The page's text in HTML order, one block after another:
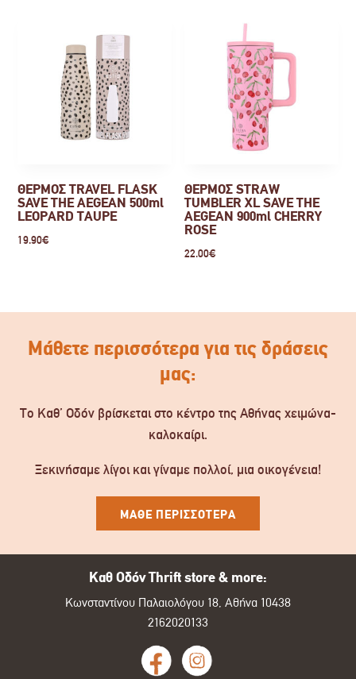
ΘΕΡΜΟΣ TRAVEL FLASK
SAVE THE AEGEAN 500ml
LEOPARD TAUPE
19.90€
ΘΕΡΜΟΣ STRAW
TUMBLER XL SAVE THE
AEGEAN 900ml CHERRY
ROSE
22.00€
Μάθετε περισσότερα για τις δράσεις
μας:
Το Καθ’ Οδόν βρίσκεται στο κέντρο της Αθήνας χειμώνα-
καλοκαίρι.
Ξεκινήσαμε λίγοι και γίναμε πολλοί, μια οικογένεια!
ΜΑΘΕ ΠΕΡΙΣΣΟΤΕΡΑ
Καθ Οδόν Thrift store & more:
Κωνσταντίνου Παλαιολόγου 18, Αθήνα 10438
2162020133